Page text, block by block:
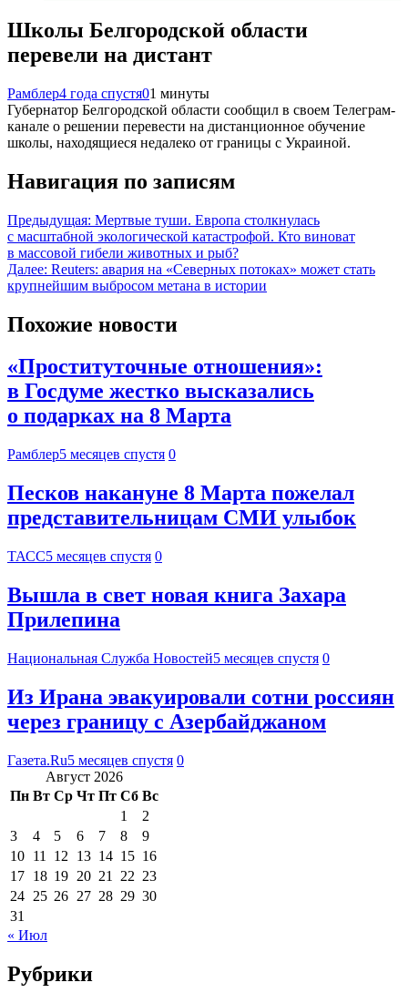
Школы Белгородской области
перевели на дистант
Рамблер4 года спустя01 минуты
Губернатор Белгородской области сообщил в своем Телеграм-
канале о решении перевести на дистанционное обучение
школы, находящиеся недалеко от границы с Украиной.
Навигация по записям
Предыдущая: Мертвые туши. Европа столкнулась
с масштабной экологической катастрофой. Кто виноват
в массовой гибели животных и рыб?
Далее: Reuters: авария на «Северных потоках» может стать
крупнейшим выбросом метана в истории
Похожие новости
«Проституточные отношения»:
в Госдуме жестко высказались
о подарках на 8 Марта
Рамблер5 месяцев спустя 0
Песков накануне 8 Марта пожелал
представительницам СМИ улыбок
ТАСС5 месяцев спустя 0
Вышла в свет новая книга Захара
Прилепина
Национальная Служба Новостей5 месяцев спустя 0
Из Ирана эвакуировали сотни россиян
через границу с Азербайджаном
Газета.Ru5 месяцев спустя 0
Август 2026
Пн Вт Ср Чт Пт Сб Вс
1
2
3
4 5 6 7 8
9
10 11 12 13 14 15 16
17 18 19 20 21 22 23
24 25 26 27 28 29 30
31
« Июл
Рубрики